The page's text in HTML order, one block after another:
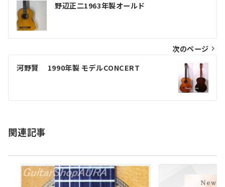
稿
ナ
ビ
ゲ
シ
ン
野辺正二1963年製オールド
次のページ
河野賢 1990年製 モデルCONCERT
関連記事